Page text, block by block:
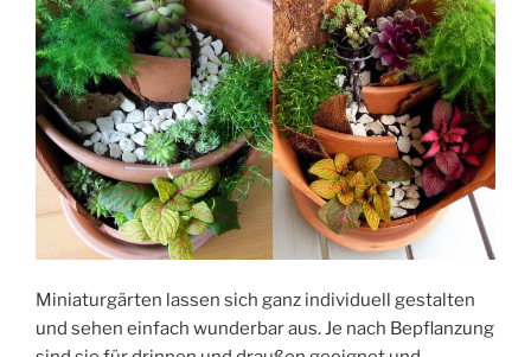
Miniaturgärten lassen sich ganz individuell gestalten
und sehen einfach wunderbar aus. Je nach Bepflanzung